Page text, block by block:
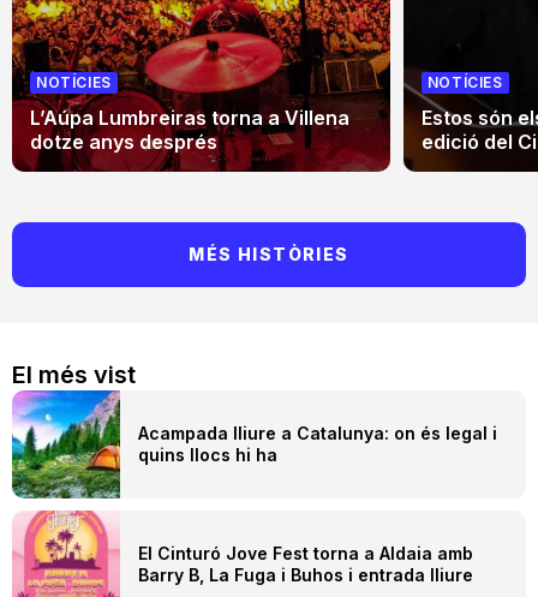
El més vist
Acampada lliure a Catalunya: on és legal i
quins llocs hi ha
El Cinturó Jove Fest torna a Aldaia amb
Barry B, La Fuga i Buhos i entrada lliure
NOTÍCIES
L’Aúpa Lumbreiras torna a Villena
dotze anys després
NOTÍCIES
Estos són
edició del
MÉS HISTÒRIES